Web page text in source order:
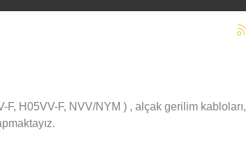
F, H05VV-F, NVV/NYM ) , alçak gerilim kabloları,